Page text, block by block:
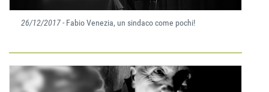
26/12/2017- Fabio Venezia, un sindaco come pochi!